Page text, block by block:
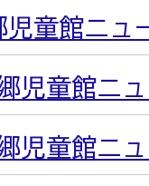
児童館ニュ
児童館ニ
児童館ニ